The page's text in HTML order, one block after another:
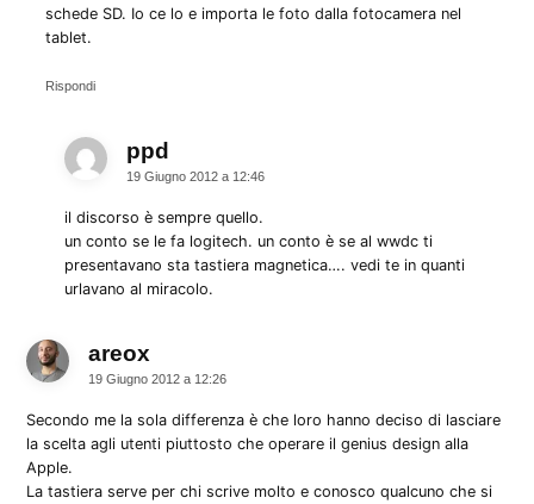
schede SD. Io ce lo e importa le foto dalla fotocamera nel
tablet.
Rispondi
ppd
19 Giugno 2012 a 12:46
il discorso è sempre quello.
un conto se le fa logitech. un conto è se al wwdc ti
presentavano sta tastiera magnetica…. vedi te in quanti
urlavano al miracolo.
areox
19 Giugno 2012 a 12:26
Secondo me la sola differenza è che loro hanno deciso di lasciare
la scelta agli utenti piuttosto che operare il genius design alla
Apple.
La tastiera serve per chi scrive molto e conosco qualcuno che si